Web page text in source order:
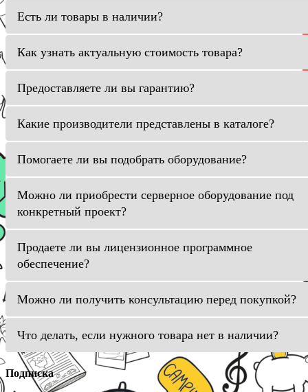
Есть ли товары в наличии?
Как узнать актуальную стоимость товара?
Предоставляете ли вы гарантию?
Какие производители представлены в каталоге?
Помогаете ли вы подобрать оборудование?
Можно ли приобрести серверное оборудование под
конкретный проект?
Продаете ли вы лицензионное программное
обеспечение?
Можно ли получить консультацию перед покупкой?
Что делать, если нужного товара нет в наличии?
Подписка